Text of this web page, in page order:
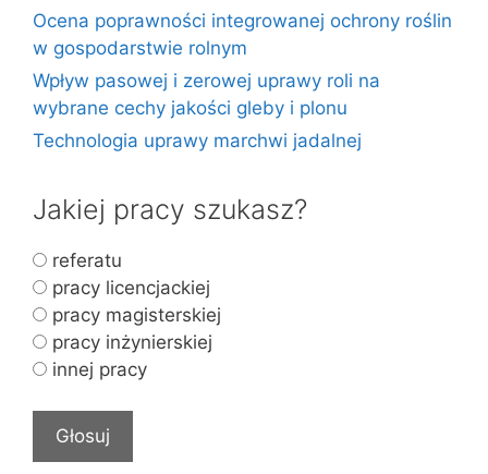
Ocena poprawności integrowanej ochrony roślin
w gospodarstwie rolnym
Wpływ pasowej i zerowej uprawy roli na
wybrane cechy jakości gleby i plonu
Technologia uprawy marchwi jadalnej
Jakiej pracy szukasz?
referatu
pracy licencjackiej
pracy magisterskiej
pracy inżynierskiej
innej pracy